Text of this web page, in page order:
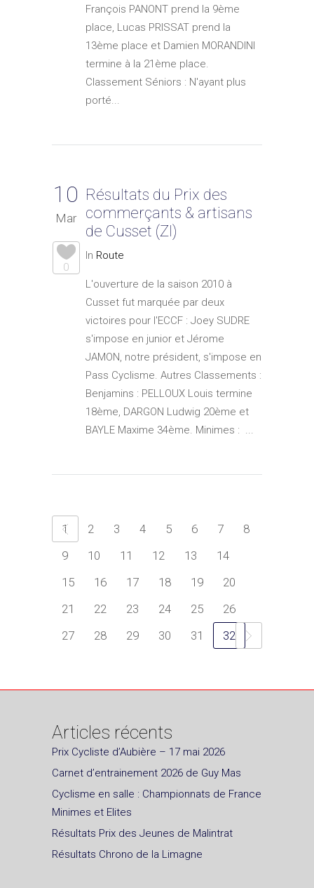
François PANONT prend la 9ème
place, Lucas PRISSAT prend la
13ème place et Damien MORANDINI
termine à la 21ème place.
Classement Séniors : N'ayant plus
porté...
10
Mar
0
Résultats du Prix des
commerçants & artisans
de Cusset (ZI)
In Route
L'ouverture de la saison 2010 à
Cusset fut marquée par deux
victoires pour l'ECCF : Joey SUDRE
s'impose en junior et Jérome
JAMON, notre président, s'impose en
Pass Cyclisme. Autres Classements :
Benjamins : PELLOUX Louis termine
18ème, DARGON Ludwig 20ème et
BAYLE Maxime 34ème. Minimes : ...
1 2 3 4 5 6 7
8
9
10 11 12 13
14
15
16 17 18 19
20
21
22 23 24 25
26
27
28 29 30 31 32
Articles récents
Prix Cycliste d’Aubière – 17 mai 2026
Carnet d’entrainement 2026 de Guy Mas
Cyclisme en salle : Championnats de France
Minimes et Elites
Résultats Prix des Jeunes de Malintrat
Résultats Chrono de la Limagne